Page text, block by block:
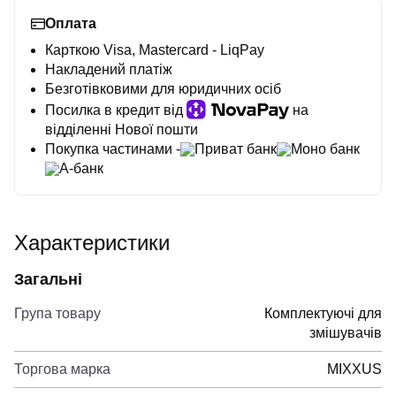
Оплата
Карткою Visa, Mastercard - LiqPay
Накладений платіж
Безготівковими для юридичних осіб
Посилка в кредит від
на
відділенні Нової пошти
Покупка частинами -
Приват банк
Моно банк
А-банк
Характеристики
Загальні
Група товару
Комплектуючі для
змішувачів
Торгова марка MIXXUS